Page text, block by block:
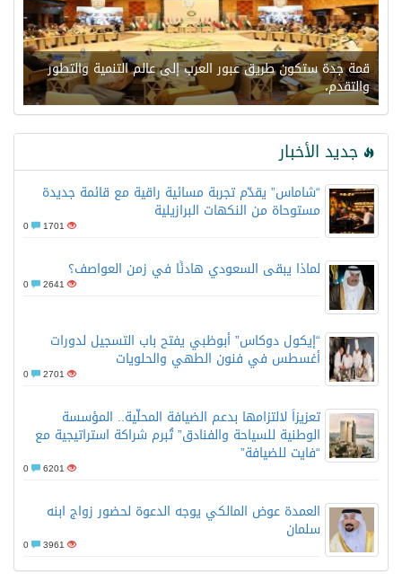
قمة جدة ستكون طريق عبور العرب إلى عالم التنمية والتطور
والتقدم،
جديد الأخبار
“شاماس” يقدّم تجربة مسائية راقية مع قائمة جديدة
مستوحاة من النكهات البرازيلية
1701
لماذا يبقى السعودي هادئًا في زمن العواصف؟
2641
“إيكول دوكاس” أبوظبي يفتح باب التسجيل لدورات
أغسطس في فنون الطهي والحلويات
2701
تعزيزاً لالتزامها بدعم الضيافة المحلّية.. المؤسسة
الوطنية للسياحة والفنادق” تُبرم شراكة استراتيجية مع
“فايت للضيافة”
6201
العمدة عوض المالكي يوجه الدعوة لحضور زواج ابنه
سلمان
3961